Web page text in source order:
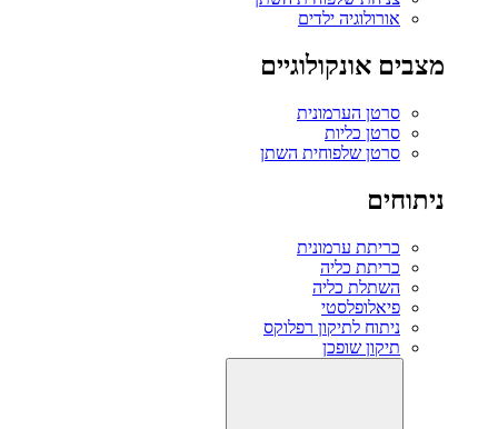
אורולוגיה ילדים
מצבים אונקולוגיים
סרטן הערמונית
סרטן כליות
סרטן שלפוחית השתן
ניתוחים
כריתת ערמונית
כריתת כליה
השתלת כליה
פיאלופלסטי
ניתוח לתיקון רפלוקס
תיקון שופכן